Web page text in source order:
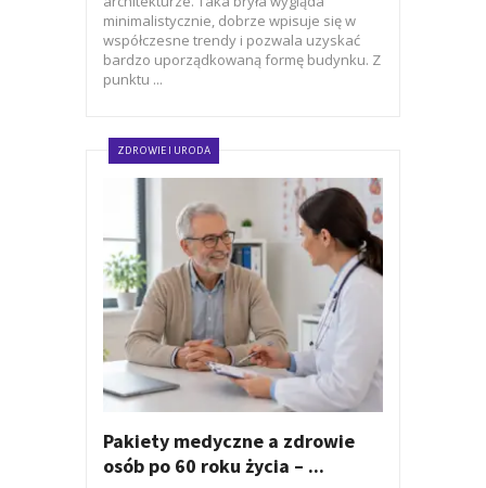
minimalistycznie, dobrze wpisuje się w
współczesne trendy i pozwala uzyskać
bardzo uporządkowaną formę budynku. Z
punktu ...
ZDROWIE I URODA
Pakiety medyczne a zdrowie
osób po 60 roku życia – ...